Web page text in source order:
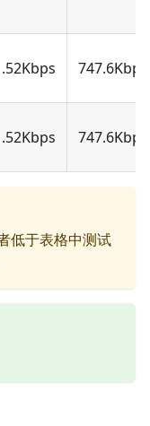
747.6Kbps
747.6Kbps
低于表格中测试